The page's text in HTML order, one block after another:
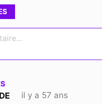
il y a 57 ans